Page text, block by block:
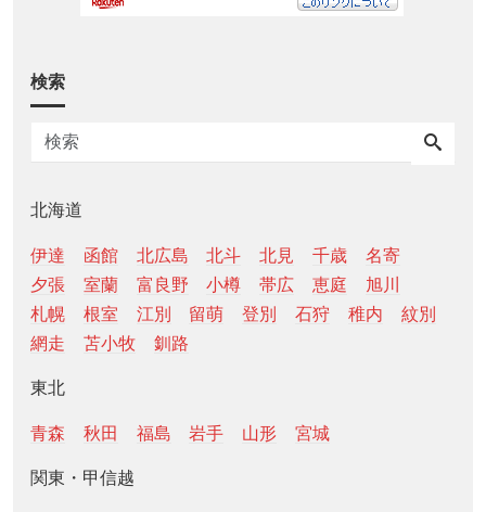
検索
北海道
伊達 函館 北広島 北斗 北見 千歳
名寄
夕張
室蘭 富良野 小樽 帯広 恵庭
旭川
札幌
根室 江別 留萌 登別 石狩 稚内
紋別
網走
苫小牧 釧路
東北
青森 秋田 福島 岩手 山形 宮城
関東・甲信越